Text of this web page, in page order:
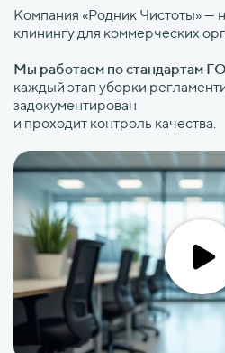
Компания «Родник Чистоты» —
клинингу для коммерческих
Мы работаем по стандартам
каждый этап уборки
задокументирован
и проходит контроль качества.